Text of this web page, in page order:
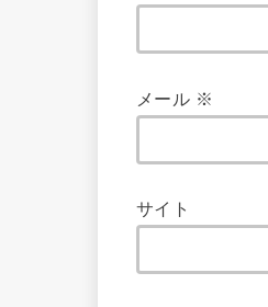
メール ※
サイト